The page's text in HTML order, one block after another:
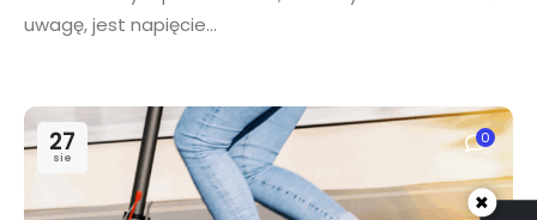
uwagę, jest napięcie...
27
sie
0
×